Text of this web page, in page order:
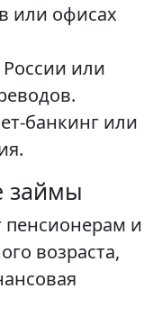
или офисах
или
банкинг или
займы
пенсионерам и
возраста,